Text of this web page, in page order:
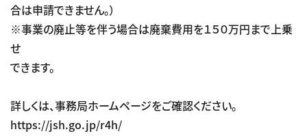
合は申請できません。）
※事業の廃止等を伴う場合は廃棄費用を１５０万円まで上乗
せ
できます。
詳しくは、事務局ホームページをご確認ください。
https://jsh.go.jp/r4h/